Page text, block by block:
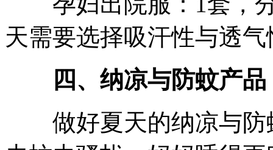
天需要选择吸汗性与透
四、纳凉与防蚊产品
做好夏天的纳凉与防